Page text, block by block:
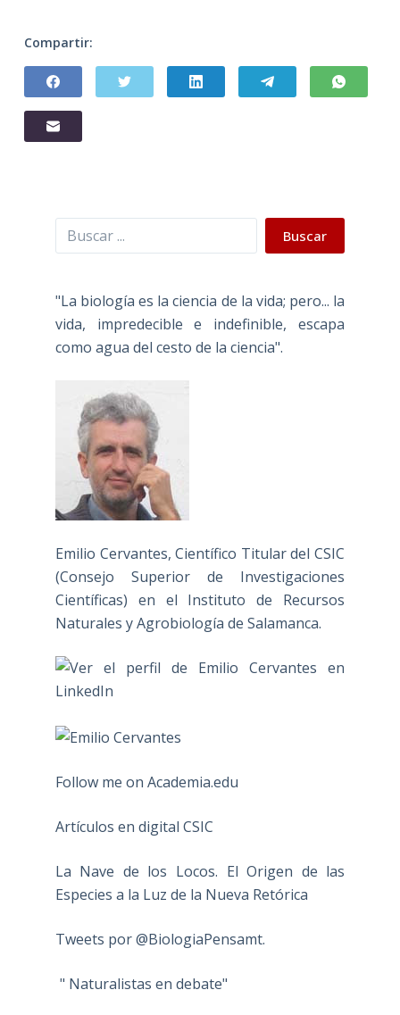
Compartir:
Buscar Buscar
"La biología es la ciencia de la vida; pero... la
vida, impredecible e indefinible, escapa
como agua del cesto de la ciencia".
Emilio Cervantes, Científico Titular del CSIC
(Consejo Superior de Investigaciones
Científicas) en el Instituto de Recursos
Naturales y Agrobiología de Salamanca.
Follow me on Academia.edu
Artículos en digital CSIC
La Nave de los Locos. El Origen de las
Especies a la Luz de la Nueva Retórica
Tweets por @BiologiaPensamt.
" Naturalistas en debate"